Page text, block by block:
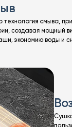
технология смыва,
создавая мощный
экономию воды и